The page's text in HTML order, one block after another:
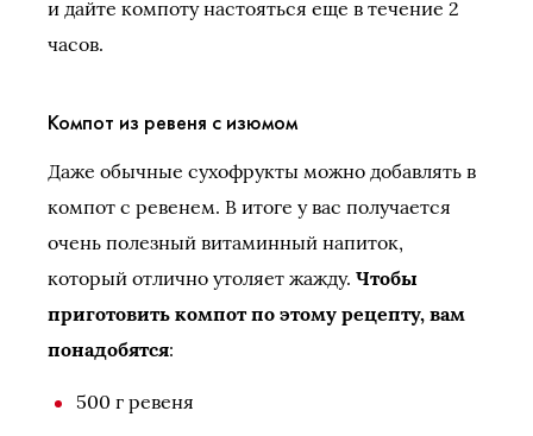
и дайте компоту настояться еще в течение 2
часов.
Компот из ревеня с изюмом
Даже обычные сухофрукты можно добавлять в
компот с ревенем. В итоге у вас получается
очень полезный витаминный напиток,
который отлично утоляет жажду. Чтобы
приготовить компот по этому рецепту, вам
понадобятся:
500 г ревеня